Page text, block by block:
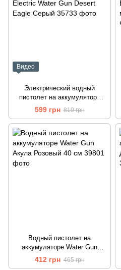
Видео
Электрический водный
пистолет на аккумуляторе
Electric Water Gun Desert
Eagle Серый
599 грн 819 грн
Водный пистолет на
аккумуляторе Water Gun
Акула Розовый 40 см
412 грн 465 грн